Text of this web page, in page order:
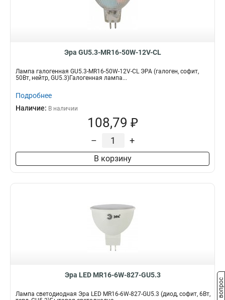
Эра GU5.3-MR16-50W-12V-CL
Лампа галогенная GU5.3-MR16-50W-12V-CL ЭРА (галоген, софит,
50Вт, нейтр, GU5.3)Галогенная лампа...
Подробнее
Наличие: В наличии
108,79 ₽
– +
В корзину
Эра LED MR16-6W-827-GU5.3
Лампа светодиодная Эра LED MR16-6W-827-GU5.3 (диод, софит, 6Вт,